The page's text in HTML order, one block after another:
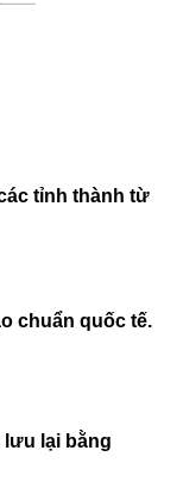
tỉnh thành từ
chuẩn quốc tế.
lại bằng